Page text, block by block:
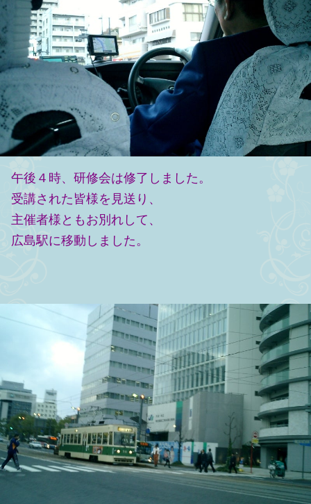
午後４時、研修会は修了しました。
受講された皆様を見送り、
主催者様ともお別れして、
広島駅に移動しました。